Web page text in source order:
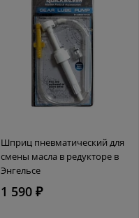
Шприц пневматический для
смены масла в редукторе в
Энгельсе
1 590 ₽